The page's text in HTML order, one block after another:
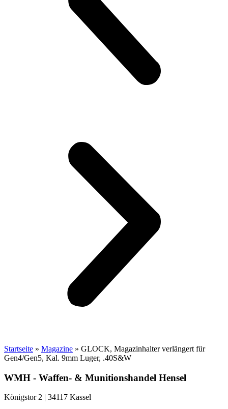
Startseite » Magazine » GLOCK, Magazinhalter verlängert für
Gen4/Gen5, Kal. 9mm Luger, .40S&W
WMH - Waffen- & Munitionshandel Hensel
Königstor 2 | 34117 Kassel